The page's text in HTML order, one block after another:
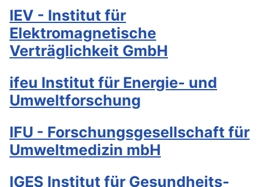
IEV - Institut für
Elektromagnetische
Verträglichkeit GmbH
ifeu Institut für Energie- und
Umweltforschung
IFU - Forschungsgesellschaft für
Umweltmedizin mbH
IGES Institut für Gesundheits-